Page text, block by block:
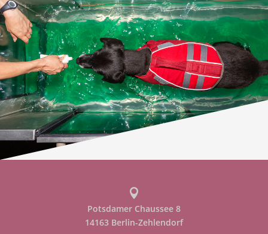

Potsdamer Chaussee 8
14163 Berlin-Zehlendorf